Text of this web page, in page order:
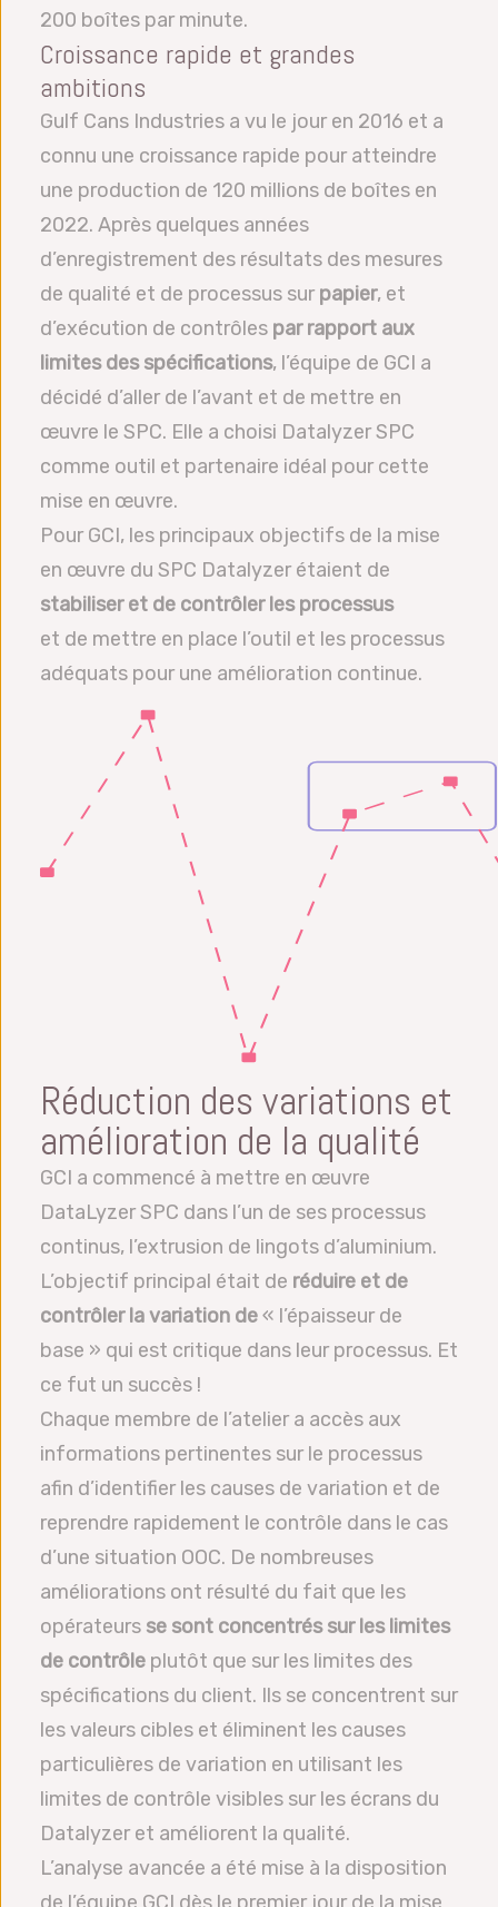
200 boîtes par minute.
Croissance rapide et grandes
ambitions
Gulf Cans Industries a vu le jour en 2016 et a
connu une croissance rapide pour atteindre
une production de 120 millions de boîtes en
2022. Après quelques années
d’enregistrement des résultats des mesures
de qualité et de processus sur papier, et
d’exécution de contrôles par rapport aux
limites des spécifications, l’équipe de GCI a
décidé d’aller de l’avant et de mettre en
œuvre le SPC. Elle a choisi Datalyzer SPC
comme outil et partenaire idéal pour cette
mise en œuvre.
Pour GCI, les principaux objectifs de la mise
en œuvre du SPC Datalyzer étaient de
stabiliser et de contrôler les processus
et de mettre en place l’outil et les processus
adéquats pour une amélioration continue.
Réduction des variations et
amélioration de la qualité
GCI a commencé à mettre en œuvre
DataLyzer SPC dans l’un de ses processus
continus, l’extrusion de lingots d’aluminium.
L’objectif principal était de réduire et de
contrôler la variation de« l’épaisseur de
base » qui est critique dans leur processus. Et
ce fut un succès !
Chaque membre de l’atelier a accès aux
informations pertinentes sur le processus
afin d’identifier les causes de variation et de
reprendre rapidement le contrôle dans le cas
d’une situation OOC. De nombreuses
améliorations ont résulté du fait que les
opérateurs se sont concentrés sur les limites
de contrôle plutôt que sur les limites des
spécifications du client. Ils se concentrent sur
les valeurs cibles et éliminent les causes
particulières de variation en utilisant les
limites de contrôle visibles sur les écrans du
Datalyzer et améliorent la qualité.
L’analyse avancée a été mise à la disposition